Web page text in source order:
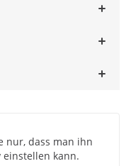
nur, dass man ihn
kann.